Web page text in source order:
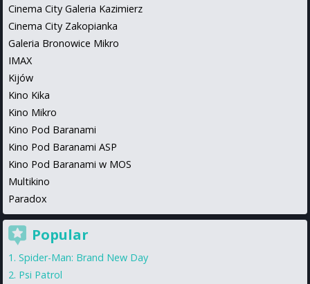
Cinema City Galeria Kazimierz
Cinema City Zakopianka
Galeria Bronowice Mikro
IMAX
Kijów
Kino Kika
Kino Mikro
Kino Pod Baranami
Kino Pod Baranami ASP
Kino Pod Baranami w MOS
Multikino
Paradox
Popular
Spider-Man: Brand New Day
Psi Patrol